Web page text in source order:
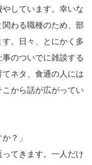
やしています。幸いな
わる職種のため、部
。日々、とにかく多
のついでに雑談する
ネタ、食通の人には
から話が広がってい
？」
てきます。一人だけ